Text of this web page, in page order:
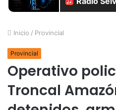
Inicio / Provincial
Provincial
Operativo
Troncal